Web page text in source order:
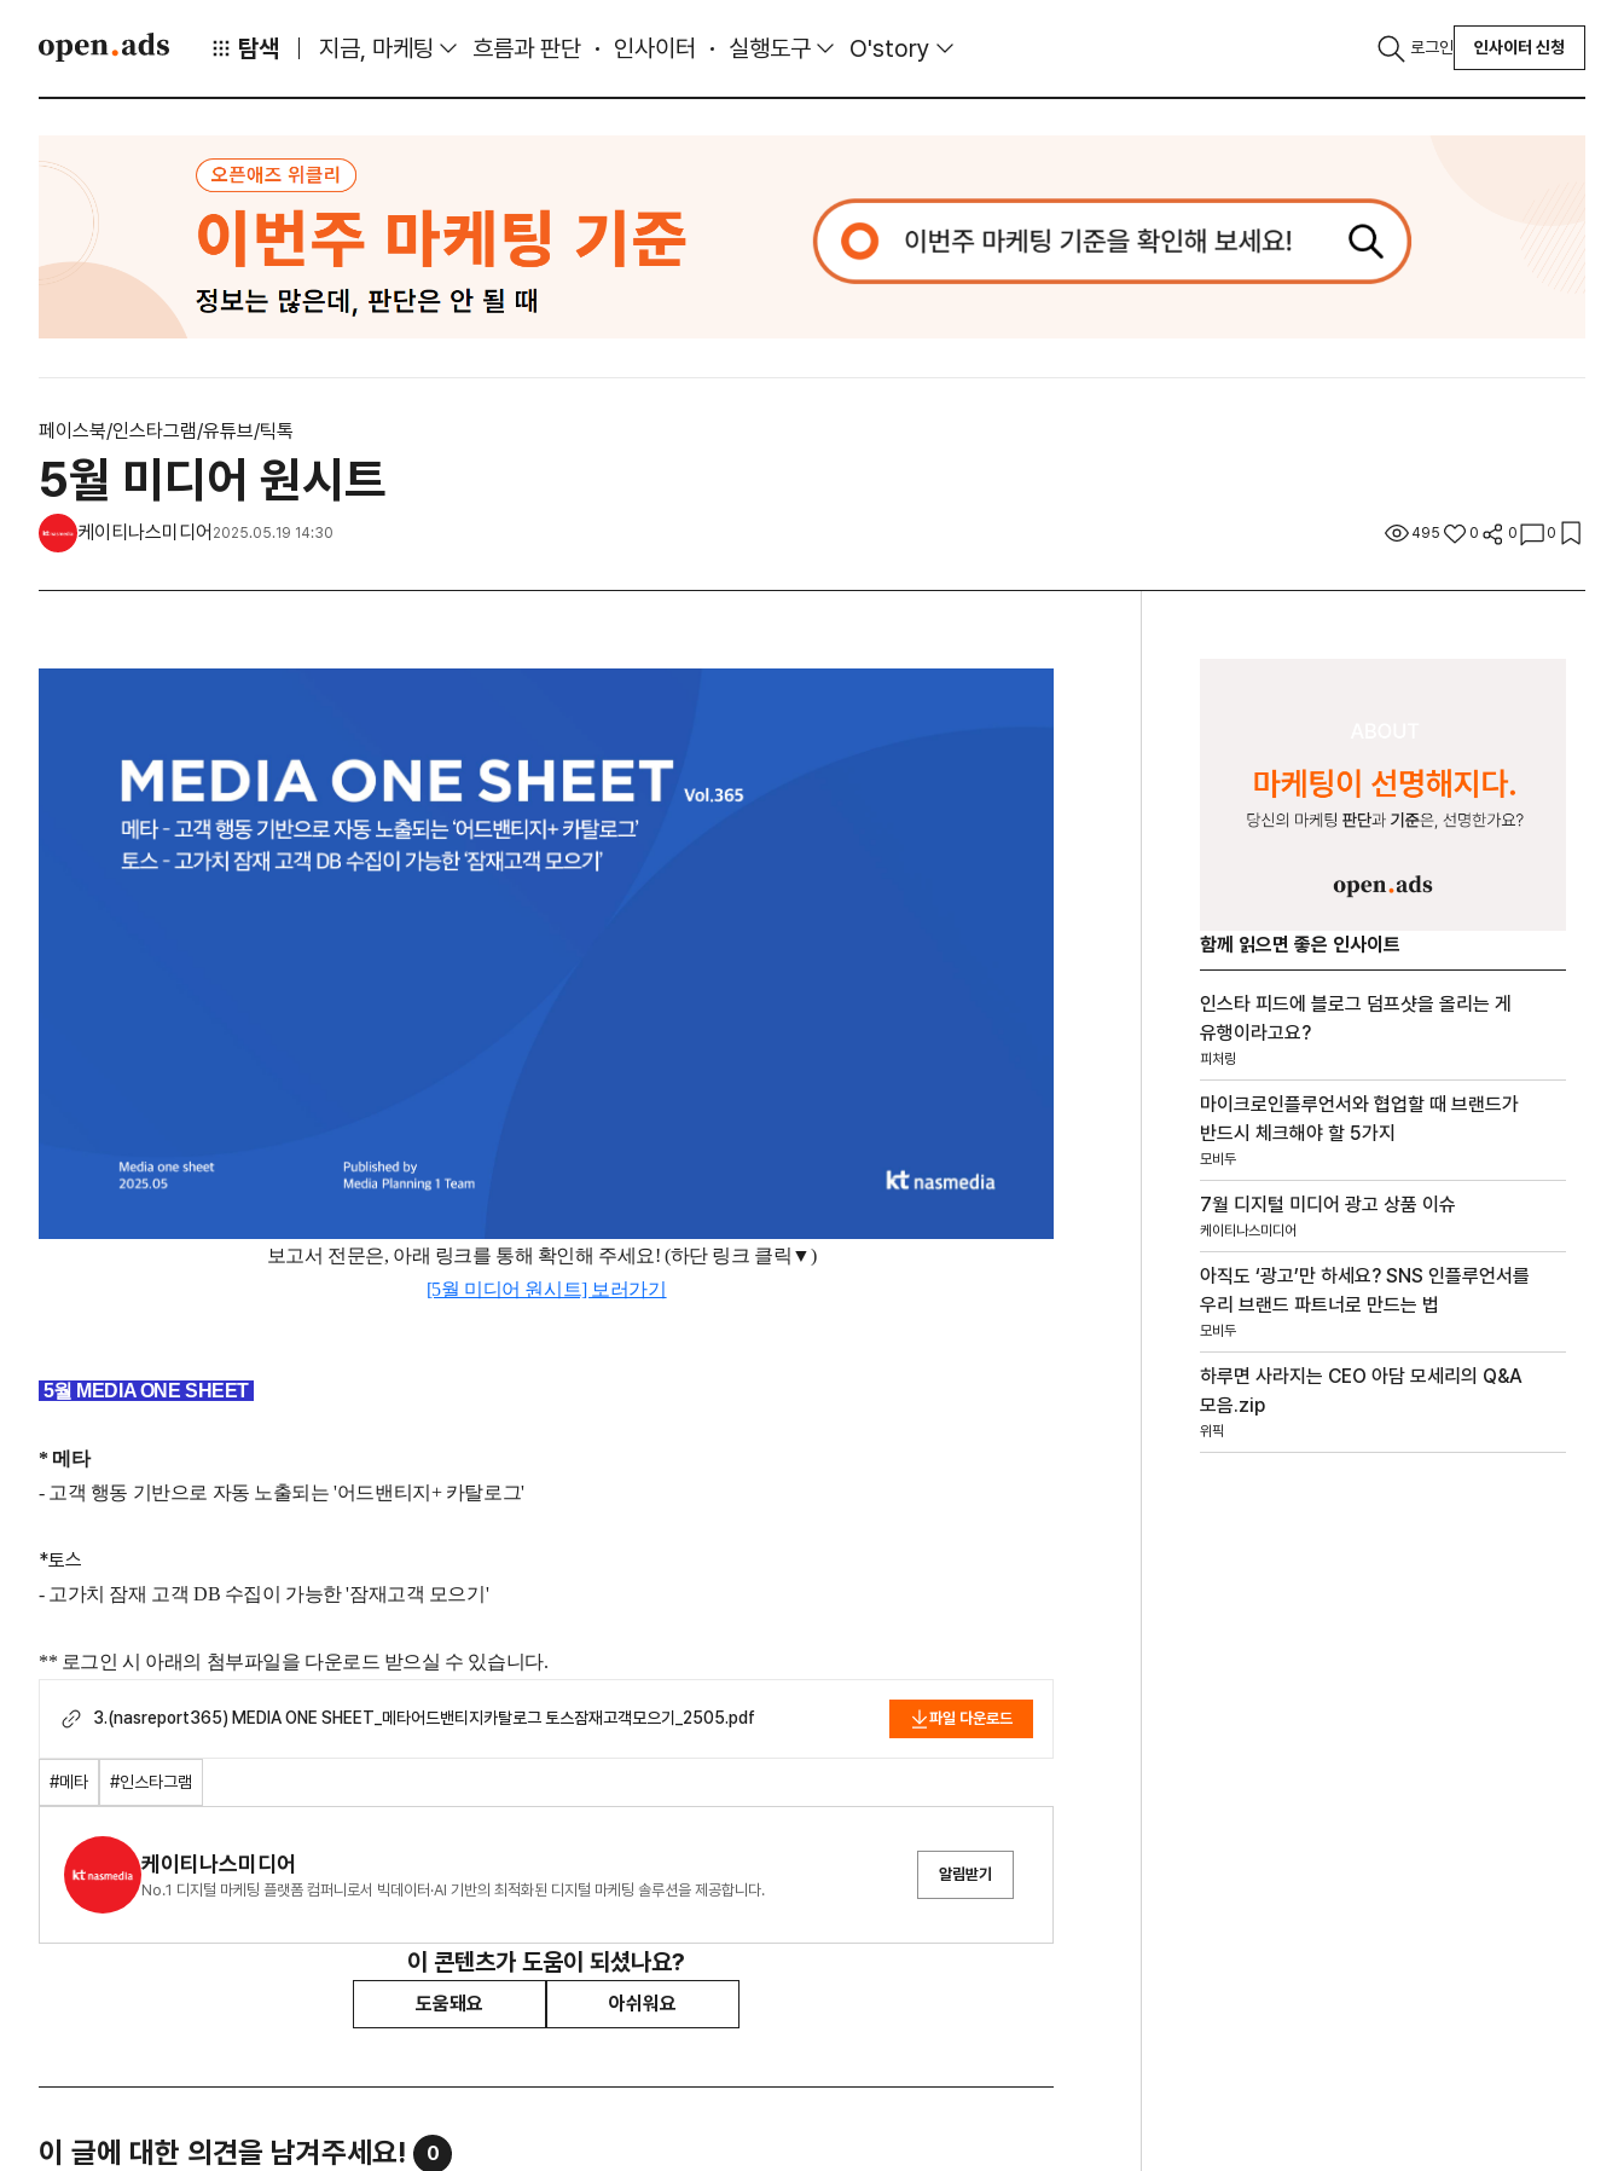
탐색 지금, 마케팅 흐름과 판단 인사이터 실행도구 O'story 로그인 인사이터 신청
페이스북/인스타그램/유튜브/틱톡
5월 미디어 원시트
케이티나스미디어 2025.05.19 14:30 495 0 0 0
보고서 전문은, 아래 링크를 통해 확인해 주세요! (하단 링크 클릭▼)
[5월 미디어 원시트] 보러가기
5월 MEDIA ONE SHEET
* 메타
- 고객 행동 기반으로 자동 노출되는 '어드밴티지+ 카탈로그'
*토스
- 고가치 잠재 고객 DB 수집이 가능한'잠재고객 모으기'
** 로그인 시 아래의 첨부파일을 다운로드 받으실 수 있습니다.
3.(nasreport365) MEDIA ONE SHEET_메타어드밴티지카탈로그 토스잠재고객모으기_2505.pdf 파일 다운로드
#메타 #인스타그램
케이티나스미디어
No.1 디지털 마케팅 플랫폼 컴퍼니로서 빅데이터·AI 기반의 최적화된 디지털 마케팅 솔루션을 제공합니다.
알림받기
이 콘텐츠가 도움이 되셨나요?
도움돼요 아쉬워요
이 글에 대한 의견을 남겨주세요! 0
함께 읽으면 좋은 인사이트
인스타 피드에 블로그 덤프샷을 올리는 게
유행이라고요?
피처링
마이크로인플루언서와 협업할 때 브랜드가
반드시 체크해야 할 5가지
모비두
7월 디지털 미디어 광고 상품 이슈
케이티나스미디어
아직도 ‘광고’만 하세요? SNS 인플루언서를
우리 브랜드 파트너로 만드는 법
모비두
하루면 사라지는 CEO 아담 모세리의 Q&A
모음.zip
위픽